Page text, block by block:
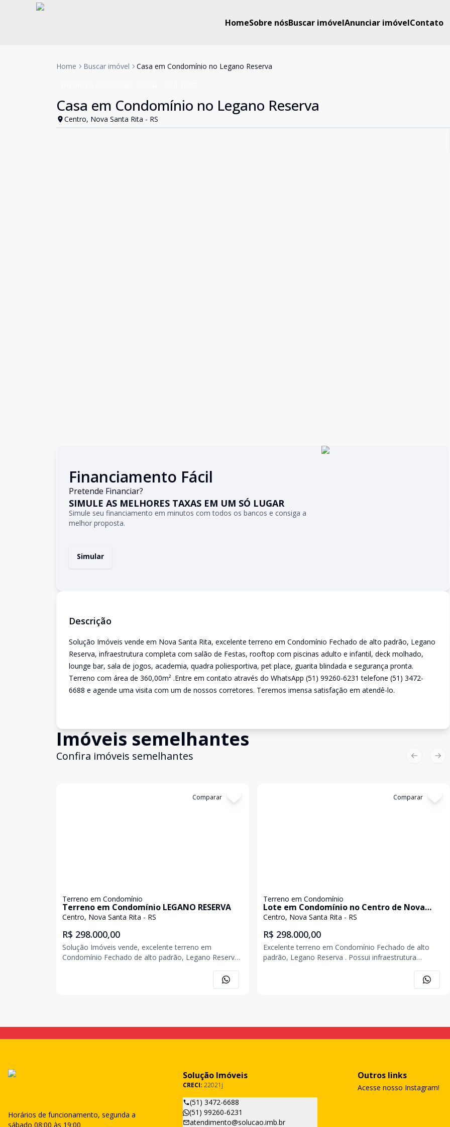
HomeSobre nósBuscar imóvelAnunciar imóvelContato
Home Buscar imóvel Casa em Condomínio no Legano Reserva
Casa em Condomínio no Legano Reserva
Centro, Nova Santa Rita - RS
Financiamento Fácil
Pretende Financiar?
SIMULE AS MELHORES TAXAS EM UM SÓ LUGAR
Simule seu financiamento em minutos com todos os bancos e consiga a
melhor proposta.
Simular
Descrição
Solução Imóveis vende em Nova Santa Rita, excelente terreno em Condomínio Fechado de alto padrão, Legano
Reserva, infraestrutura completa com salão de Festas, rooftop com piscinas adulto e infantil, deck molhado,
lounge bar, sala de jogos, academia, quadra poliesportiva, pet place, guarita blindada e segurança pronta.
Terreno com área de 360,00m² .Entre em contato através do WhatsApp (51) 99260-6231 telefone (51) 3472-
6688 e agende uma visita com um de nossos corretores. Teremos imensa satisfação em atendê-lo.
Imóveis semelhantes
Confira imóveis semelhantes
Comparar
Terreno em Condomínio
Terreno em Condomínio LEGANO RESERVA
Centro, Nova Santa Rita - RS
R$ 298.000,00
Solução Imóveis vende, excelente terreno em
Condomínio Fechado de alto padrão, Legano Reserva
com salão de Festas, Rooftop com piscinas adulto e
infantil, deck molhado, lounge bar, sala de jogos,
Comparar
Terreno em Condomínio
Lote em Condomínio no Centro de Nova
Santa Rita
Centro, Nova Santa Rita - RS
R$ 298.000,00
Excelente terreno em Condomínio Fechado de alto
padrão, Legano Reserva . Possui infraestrutura
adulto e infantil, deck molhado, lounge bar, sala de
jogos, academia, quadra poliesportiva, pet place, guarit
Previous
Horários de funcionamento, segunda a
sábado 08:00 às 19:00
Solução Imóveis
CRECI: 22021j
(51) 3472-6688
(51) 99260-6231
atendimento@solucao.imb.br
Outros links
Acesse nosso Instagram!